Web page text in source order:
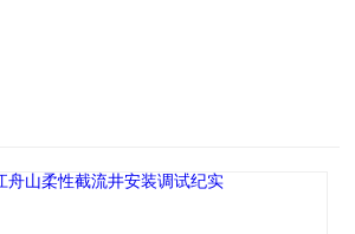
柔韧性使其能够适应一定范围内的地基沉